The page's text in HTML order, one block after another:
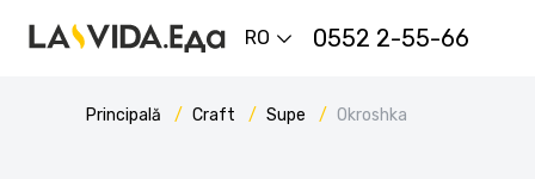
RO 0552 2-55-66
Principală Craft Supe Okroshka